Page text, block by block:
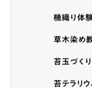
機織り体
草木染め
苔玉づく
苔テラリウ